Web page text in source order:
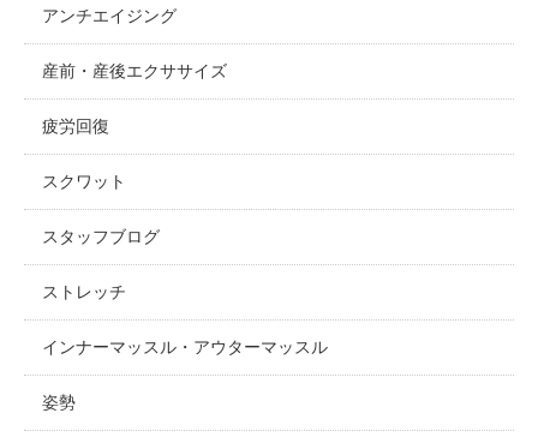
アンチエイジング
産前・産後エクササイズ
疲労回復
スクワット
スタッフブログ
ストレッチ
インナーマッスル・アウターマッスル
姿勢